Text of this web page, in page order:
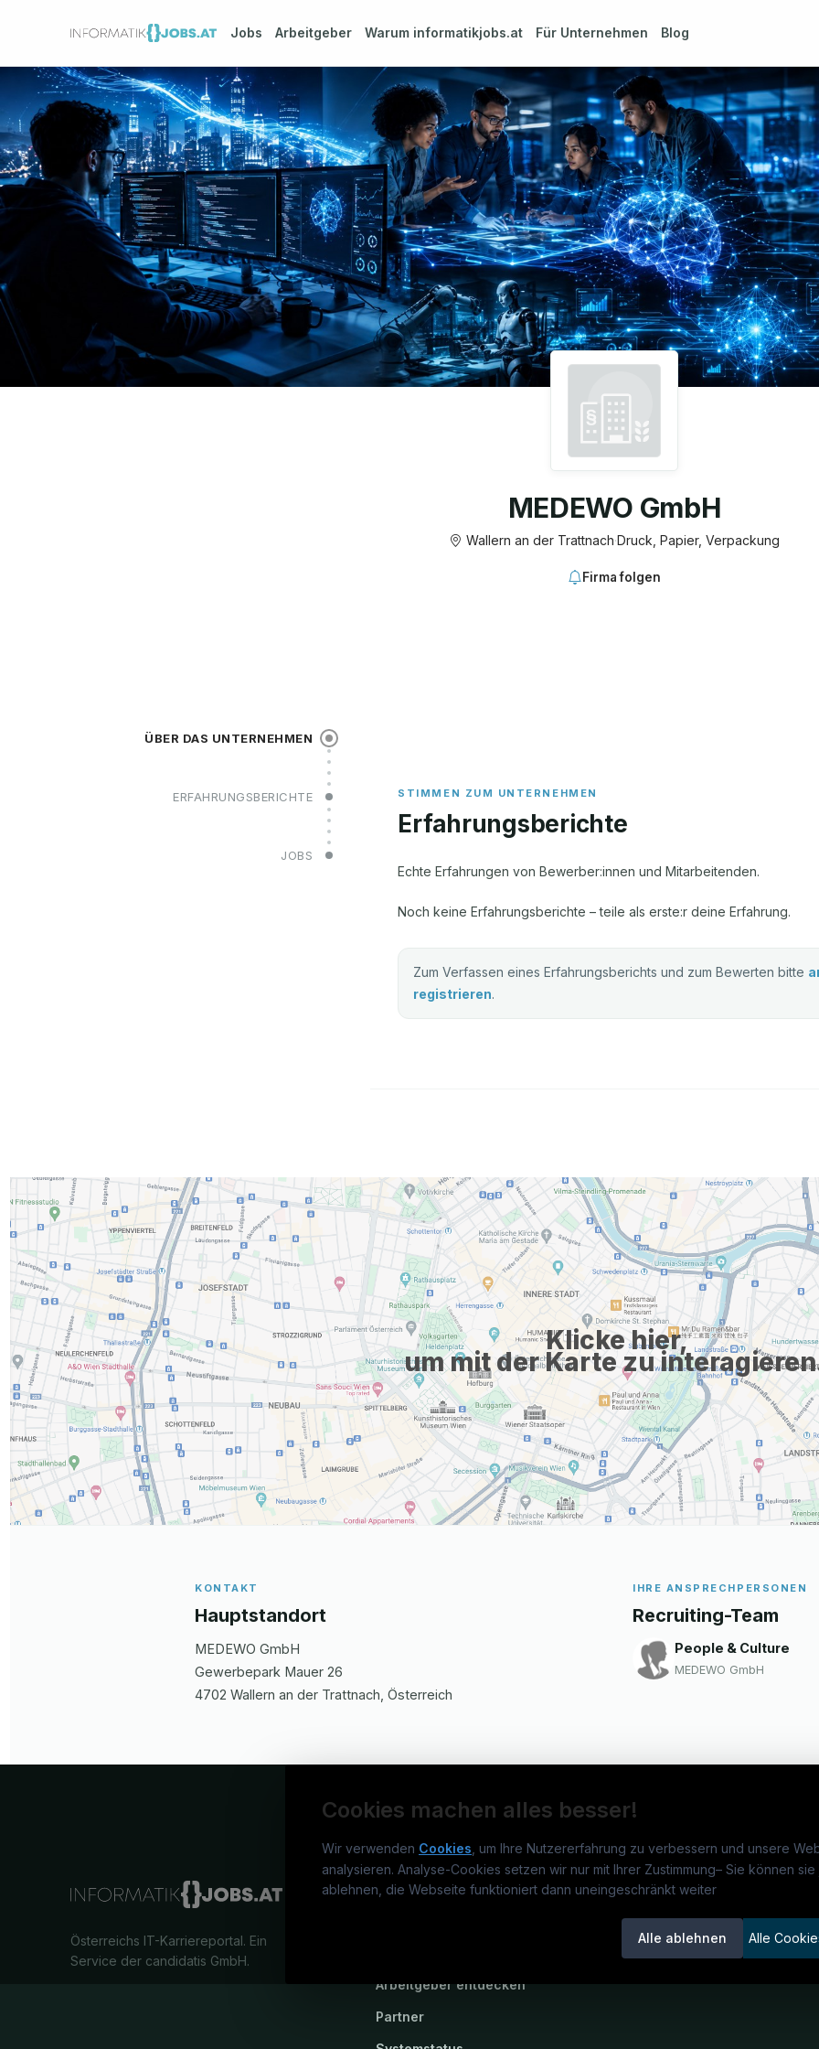
Jobs Arbeitgeber Warum informatikjobs.at Für Unternehmen Blog
MEDEWO GmbH
Wallern an der Trattnach·Druck, Papier, Verpackung
Firma folgen
ÜBER DAS UNTERNEHMEN
ERFAHRUNGSBERICHTE
JOBS
Erfahrungsberichte
Echte Erfahrungen von Bewerber:innen und Mitarbeitenden.
Noch keine Erfahrungsberichte – teile als erste:r deine Erfahrung.
Zum Verfassen eines Erfahrungsberichts und zum Bewerten bitte
registrieren.
Klicke hier,
um mit der Karte zu
KONTAKT
Hauptstandort
MEDEWO GmbH
Gewerbepark Mauer 26
4702 Wallern an der Trattnach , Österreich
IHRE ANSPRECHPERSONEN
Recruiting-Team
People & Culture
MEDEWO GmbH
Cookies machen alles besser!
Wir verwenden Cookies , um Ihre Nutzererfahrung zu verbessern und unsere
analysieren. Analyse-Cookies setzen wir nur mit Ihrer Zustimmung– Sie können
ablehnen, die Webseite funktioniert dann uneingeschränkt weiter
Alle ablehnen Alle
Österreichs IT-Karriereportal. Ein
Service der candidatis GmbH.
informatikjobs.at
Arbeitgeber entdecken
Partner
Jobs
Jobkategorien